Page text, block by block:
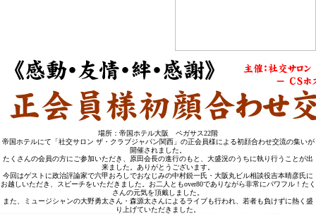
場所：帝国ホテル大阪 ペガサス22階
帝国ホテルにて「社交サロン ザ・クラブジャパン関西」の正会員様による初顔合わせ交流の集いが
開催されました。
たくさんの会員の方にご参加いただき、原田会長の進行のもと、大盛況のうちに執り行うことが出
来ました。ありがとうございます。
今回はゲストに政治評論家で六甲おろしでおなじみの中村鋭一氏・大阪丸ビル相談役吉本晴彦氏に
お越しいただき、スピーチをいただきました。お二人ともover80でありながら非常にパワフル！たく
さんの元気を頂戴しました。
また、ミュージシャンの大野勇太さん・森源太さんによるライブも行われ、若者も負けずに熱く盛
り上げていただきました。